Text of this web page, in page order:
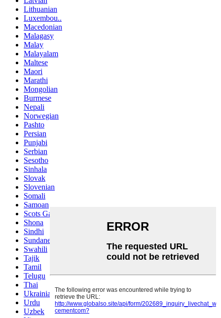
Lithuanian
Luxembou..
Macedonian
Malagasy
Malay
Malayalam
Maltese
Maori
Marathi
Mongolian
Burmese
Nepali
Norwegian
Pashto
Persian
Punjabi
Serbian
Sesotho
Sinhala
Slovak
Slovenian
Somali
Samoan
Scots Gaelic
Shona
Sindhi
Sundanese
Swahili
Tajik
Tamil
Telugu
Thai
Ukrainian
Urdu
Uzbek